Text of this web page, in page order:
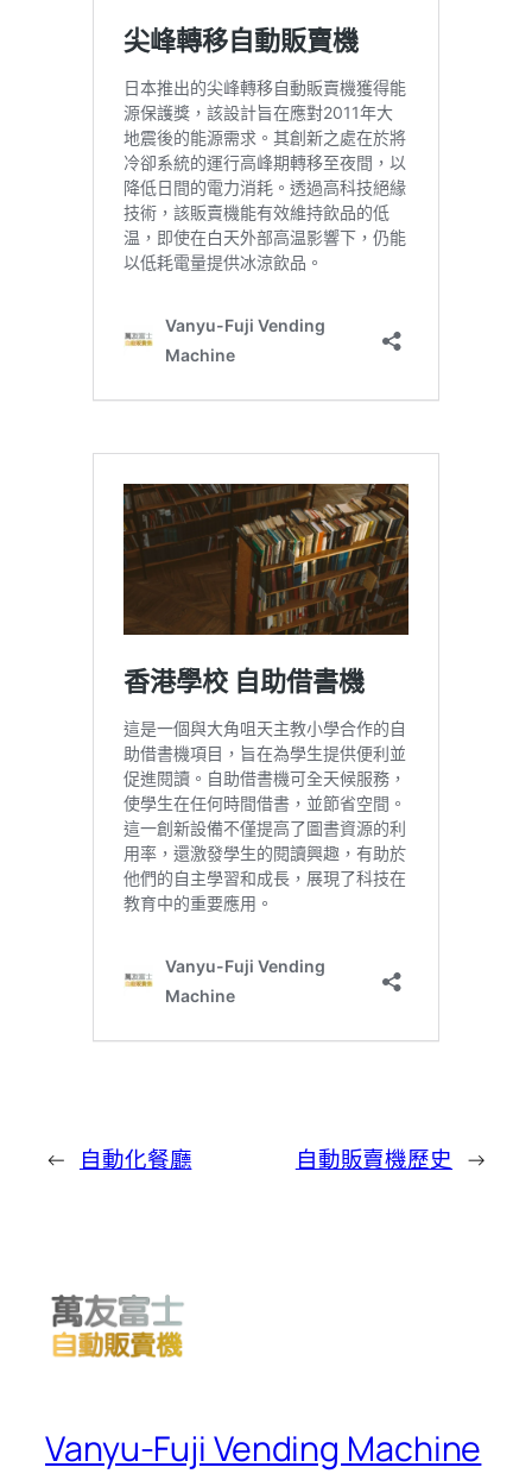
← 自動化餐廳 自動販賣機歷史 →
Vanyu-Fuji Vending Machine